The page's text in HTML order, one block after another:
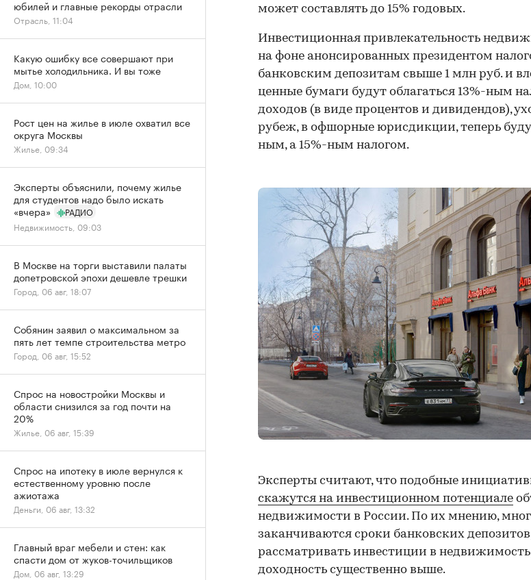
может составлять до 15% годовых.
Инвестиционная привлекательность
на фоне анонсированных президентом
банковским депозитам свыше 1 млн руб. и
ценные бумаги будут облагаться 13%-ным
доходов (в виде процентов и дивидендов),
рубеж, в офшорные юрисдикции, теперь
ным, а 15%-ным налогом.
Эксперты считают, что подобные
скажутся на инвестиционном потенциале
недвижимости в России. По их мнению,
заканчиваются сроки банковских
рассматривать инвестиции в
доходность существенно выше.
юбилей и главные рекорды отрасли
Отрасль, 11:04
Какую ошибку все совершают при
мытье холодильника. И вы тоже
Дом, 10:00
Рост цен на жилье в июле охватил все
округа Москвы
Жилье, 09:34
Эксперты объяснили, почему жилье
для студентов надо было искать
«вчера»
РАДИО
Недвижимость, 09:03
В Москве на торги выставили палаты
допетровской эпохи дешевле трешки
Город, 06 авг, 18:07
Собянин заявил о максимальном за
пять лет темпе строительства метро
Город, 06 авг, 15:52
Спрос на новостройки Москвы и
области снизился за год почти на
20%
Жилье, 06 авг, 15:39
Спрос на ипотеку в июле вернулся к
естественному уровню после
ажиотажа
Деньги, 06 авг, 13:32
Главный враг мебели и стен: как
спасти дом от жуков-точильщиков
Дом, 06 авг, 13:29